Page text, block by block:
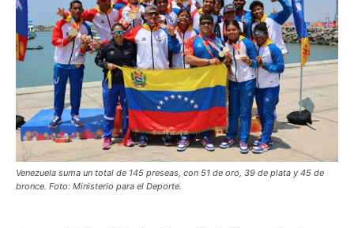
Venezuela suma un total de 145 preseas, con 51 de oro, 39 de plata y 45 de
bronce. Foto: Ministerio para el Deporte.